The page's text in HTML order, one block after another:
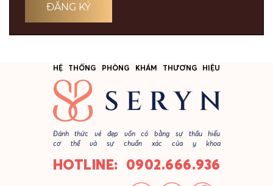
HỆ THỐNG PHÒNG KHÁM THƯƠNG HIỆU
Đánh thức vẻ đẹp vốn có bằng sự thấu hiểu
cơ thể và sự chuẩn xác của y khoa
HOTLINE: 0902.666.936